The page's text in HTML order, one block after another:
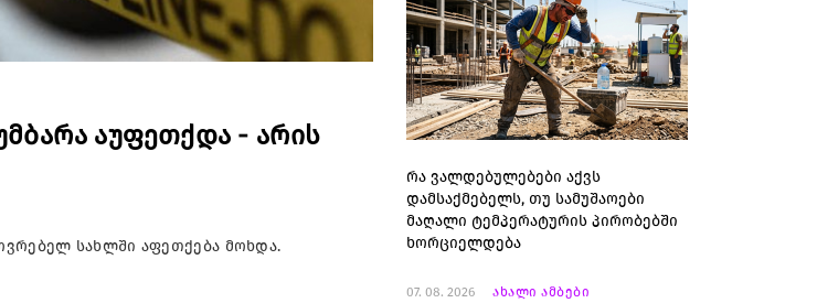
აუფეთქდა - არის
სახლში აფეთქება მოხდა.
რა ვალდებულებები აქვს
დამსაქმებელს, თუ სამუშაოები
მაღალი ტემპერატურის პირობებში
ხორციელდება
07. 08. 2026 ახალი ამბები